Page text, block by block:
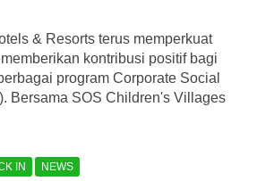
& Resorts terus memperkuat
kontribusi positif bagi
program Corporate Social
Bersama SOS Children's Villages
IN NEWS